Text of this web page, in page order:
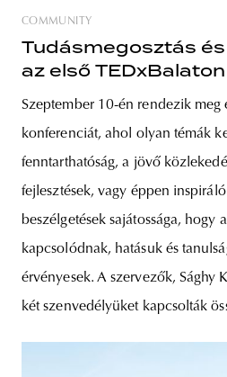
COMMUNITY
Tudásmegosztás és
az első TEDxBalaton
Szeptember 10-én rendezik meg
konferenciát, ahol olyan témák
fenntarthatóság, a jövő
fejlesztések, vagy éppen
beszélgetések sajátossága, hogy
kapcsolódnak, hatásuk és
érvényesek. A szervezők, Sághy
két szenvedélyüket kapcsolták